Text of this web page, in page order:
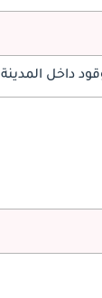
داخل المدينة